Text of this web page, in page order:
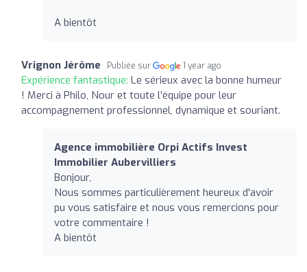
A bientôt
Vrignon Jérôme Publiée sur 1 year ago
Expérience fantastique: Le sérieux avec la bonne humeur
! Merci à Philo, Nour et toute l’équipe pour leur
accompagnement professionnel, dynamique et souriant.
Agence immobilière Orpi Actifs Invest
Immobilier Aubervilliers
Bonjour,
Nous sommes particulièrement heureux d'avoir
pu vous satisfaire et nous vous remercions pour
votre commentaire !
A bientôt